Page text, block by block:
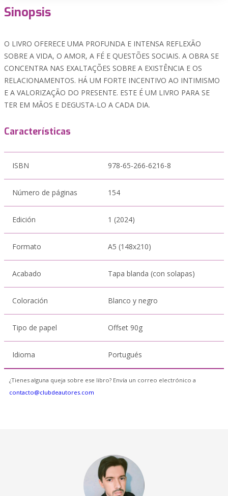
Sinopsis
O LIVRO OFERECE UMA PROFUNDA E INTENSA REFLEXÃO
SOBRE A VIDA, O AMOR, A FÉ E QUESTÕES SOCIAIS. A OBRA SE
CONCENTRA NAS EXALTAÇÕES SOBRE A EXISTÊNCIA E OS
RELACIONAMENTOS. HÁ UM FORTE INCENTIVO AO INTIMISMO
E A VALORIZAÇÃO DO PRESENTE. ESTE É UM LIVRO PARA SE
TER EM MÃOS E DEGUSTA-LO A CADA DIA.
Características
ISBN 978-65-266-6216-8
Número de páginas 154
Edición 1 (2024)
Formato A5 (148x210)
Acabado Tapa blanda (con solapas)
Coloración Blanco y negro
Tipo de papel Offset 90g
Idioma Portugués
¿Tienes alguna queja sobre ese libro? Envía un correo electrónico a
contacto@clubdeautores.com